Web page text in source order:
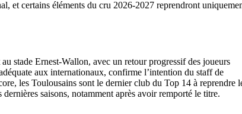
et certains éléments du cru 2026-2027 reprendront
stade Ernest-Wallon, avec un retour progressif des joueurs
aux internationaux, confirme l’intention du staff de
les Toulousains sont le dernier club du Top 14 à reprendre
saisons, notamment après avoir remporté le titre.